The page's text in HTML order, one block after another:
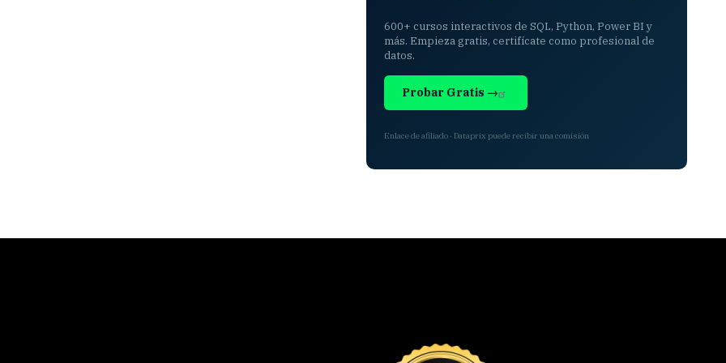
600+ cursos interactivos de SQL, Python, Power BI y
más. Empieza gratis, certifícate como profesional de
datos.
Probar Gratis →
Enlace de afiliado · Dataprix puede recibir una comisión